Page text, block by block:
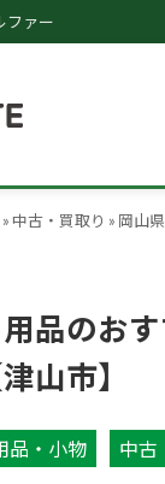
ファー
» 中古・買取り » 岡山
品のお
山市】
品・小物 中古